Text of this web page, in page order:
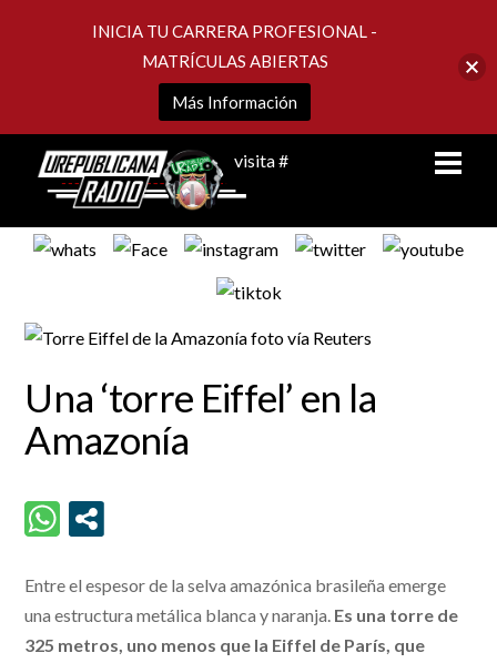
visita #
Una ‘torre Eiffel’ en la
Amazonía
Entre el espesor de la selva amazónica brasileña emerge
una estructura metálica blanca y naranja. Es una torre de
325 metros, uno menos que la Eiffel de París, que
INICIA TU CARRERA PROFESIONAL -
MATRÍCULAS ABIERTAS
Más Información